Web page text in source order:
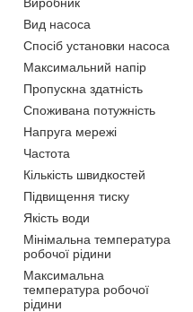
Вид насоса
Спосіб установки насоса
Максимальний напір
Пропускна здатність
Споживана потужність
Напруга мережі
Частота
Кількість швидкостей
Підвищення тиску
Якість води
Мінімальна температура
робочої рідини
Максимальна
температура робочої
рідини